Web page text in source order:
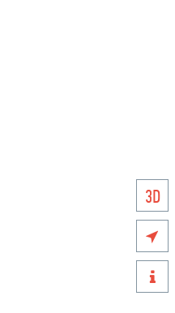
3D

